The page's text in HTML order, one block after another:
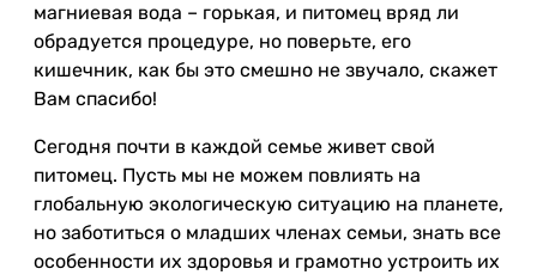
магниевая вода – горькая, и питомец вряд ли
обрадуется процедуре, но поверьте, его
кишечник, как бы это смешно не звучало, скажет
Вам спасибо!
Сегодня почти в каждой семье живет свой
питомец. Пусть мы не можем повлиять на
глобальную экологическую ситуацию на планете,
но заботиться о младших членах семьи, знать все
особенности их здоровья и грамотно устроить их